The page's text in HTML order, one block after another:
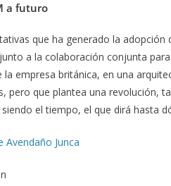
a futuro
que ha generado la
a la colaboración conjunta
empresa británica, en una
pero que plantea una revolución,
el tiempo, el que dirá hasta
Avendaño Junca